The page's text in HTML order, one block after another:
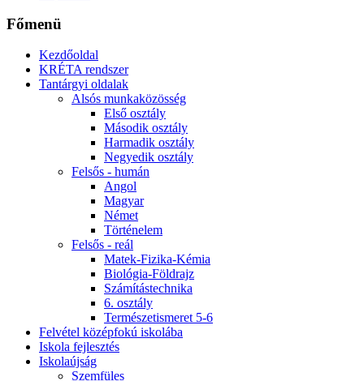
Főmenü
Kezdőoldal
KRÉTA rendszer
Tantárgyi oldalak
Alsós munkaközösség
Első osztály
Második osztály
Harmadik osztály
Negyedik osztály
Felsős - humán
Angol
Magyar
Német
Történelem
Felsős - reál
Matek-Fizika-Kémia
Biológia-Földrajz
Számítástechnika
6. osztály
Természetismeret 5-6
Felvétel középfokú iskolába
Iskola fejlesztés
Iskolaújság
Szemfüles